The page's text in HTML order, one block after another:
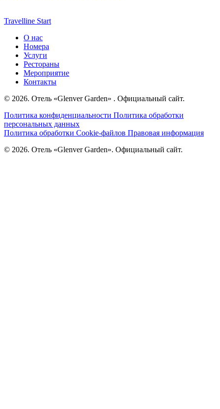
Travelline Start
О нас
Номера
Услуги
Рестораны
Мероприятие
Контакты
© 2026. Отель «Glenver Garden» . Официальный сайт.
Политика конфиденциальности Политика обработки
персональных данных
Политика обработки Cookie-файлов Правовая информация
© 2026. Отель «Glenver Garden». Официальный сайт.